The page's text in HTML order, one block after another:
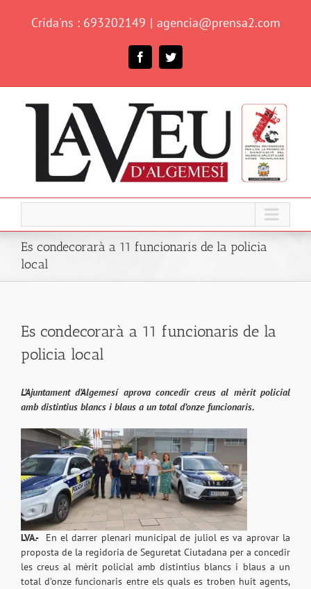
Crida'ns : 693202149 | agencia@prensa2.com
FacebookTwitter
Es condecorarà a 11 funcionaris de la policia
local
Es condecorarà a 11 funcionaris de la
policia local
L’Ajuntament d’Algemesí aprova concedir creus al mèrit policial
amb distintius blancs i blaus a un total d’onze funcionaris.
LVA.- En el darrer plenari municipal de juliol es va aprovar la
proposta de la regidoria de Seguretat Ciutadana per a concedir
les creus al mèrit policial amb distintius blancs i blaus a un
total d’onze funcionaris entre els quals es troben huit agents,